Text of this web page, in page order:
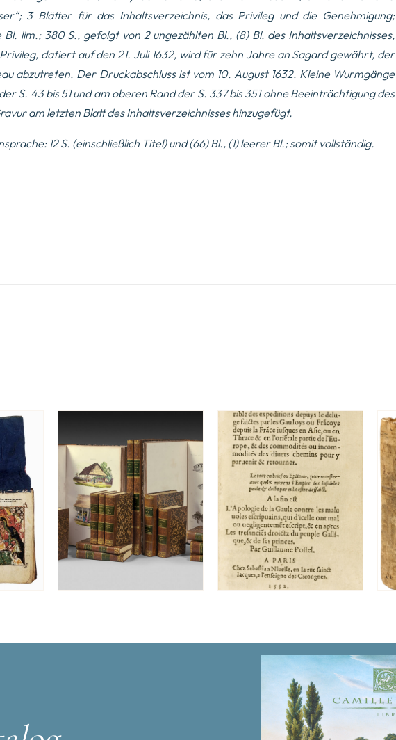
“; 3 Blätter für das Inhaltsverzeichnis, das Privileg und die Genehmigung;
Bl. lim.; 380 S., gefolgt von 2 ungezählten Bl., (8) Bl. des Inhaltsverzeichnisses,
datiert auf den 21. Juli 1632, wird für zehn Jahre an Sagard gewährt, der
abzutreten. Der Druckabschluss ist vom 10. August 1632. Kleine Wurmgänge
S. 43 bis 51 und am oberen Rand der S. 337 bis 351 ohne Beeinträchtigung des
am letzten Blatt des Inhaltsverzeichnisses hinzugefügt.
: 12 S. (einschließlich Titel) und (66) Bl., (1) leerer Bl.; somit vollständig.